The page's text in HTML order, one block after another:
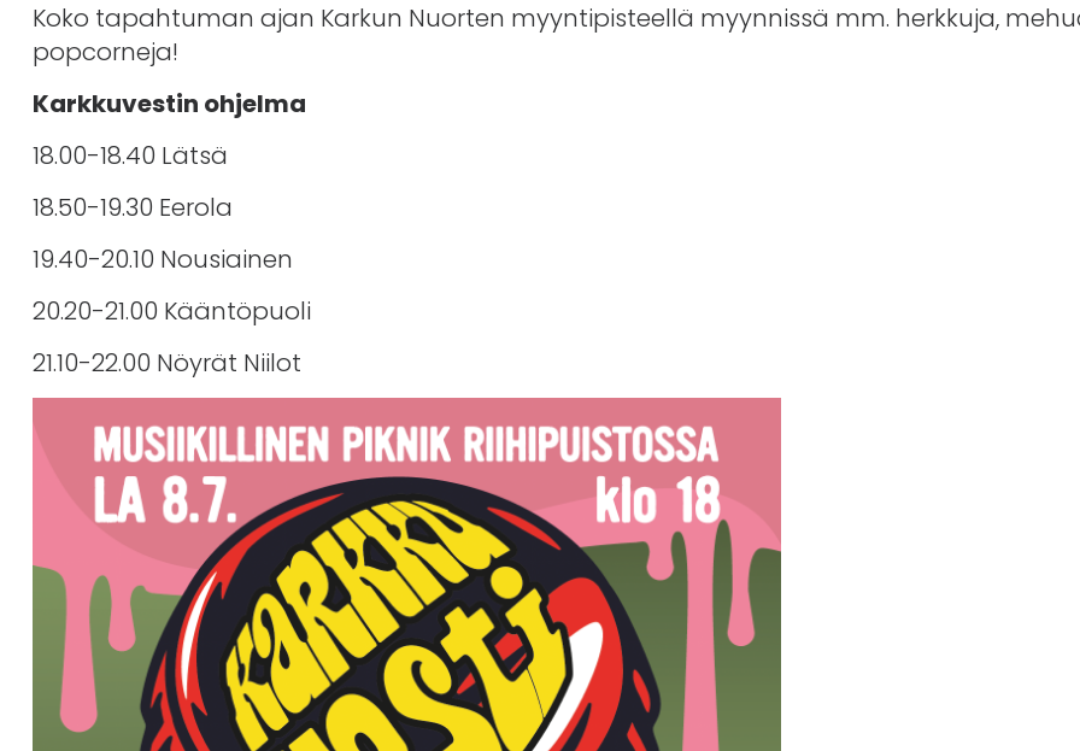
Koko tapahtuman ajan Karkun Nuorten myyntipisteellä myynnissä mm. herkkuja,
popcorneja!
Karkkuvestin ohjelma
18.00-18.40 Lätsä
18.50-19.30 Eerola
19.40-20.10 Nousiainen
20.20-21.00 Kääntöpuoli
21.10-22.00 Nöyrät Niilot